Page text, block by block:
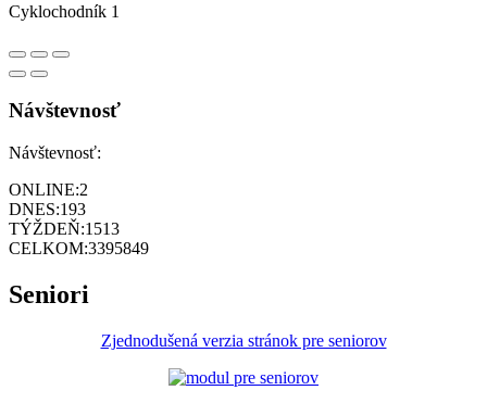
Cyklochodník 1
Návštevnosť
Návštevnosť:
ONLINE:2
DNES:193
TÝŽDEŇ:1513
CELKOM:3395849
Seniori
Zjednodušená verzia stránok pre seniorov